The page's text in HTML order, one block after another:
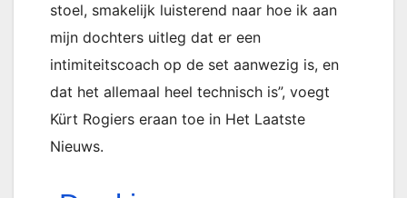
stoel, smakelijk luisterend naar hoe ik aan
mijn dochters uitleg dat er een
intimiteitscoach op de set aanwezig is, en
dat het allemaal heel technisch is”, voegt
Kürt Rogiers eraan toe in Het Laatste
Nieuws.